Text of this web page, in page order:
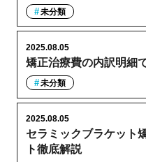
未分類
矯正治療費の内訳明細
2025.08.05
未分類
セラミックブラケット
ト徹底解説
2025.08.05